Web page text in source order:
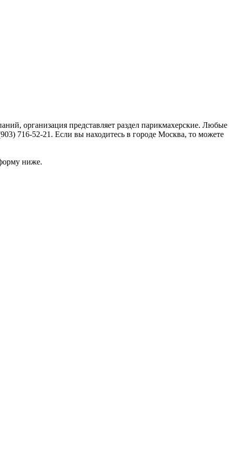
организация представляет раздел парикмахерские. Любые
716-52-21. Если вы находитесь в городе Москва, то можете
ниже.